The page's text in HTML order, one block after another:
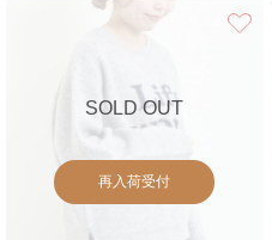
SOLD OUT
再入荷受付